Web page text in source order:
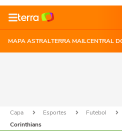
MAPA ASTRALTERRA MAILCENTRAL
Capa Esportes Futebol
Corinthians